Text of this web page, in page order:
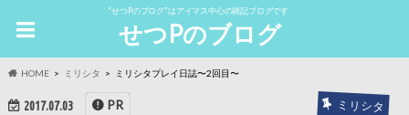
"せつPのブログ"はアイマス中心の雑記ブログです
せつPのブログ
HOME ミリシタ ミリシタプレイ日誌〜2回目〜
2017.07.03 ミリシタ
PR